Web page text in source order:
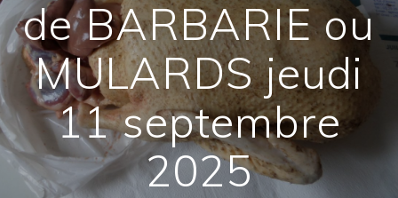
de BARBARIE ou
MULARDS jeudi
11 septembre
2025